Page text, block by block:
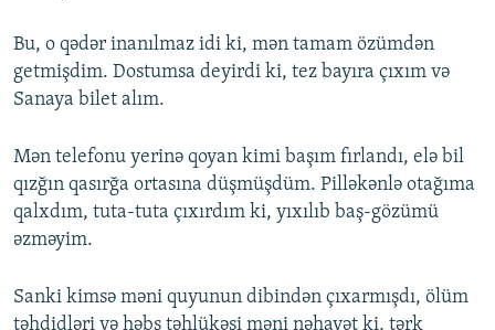
Bu, o qədər inanılmaz idi ki, mən tamam özümdən
getmişdim. Dostumsa deyirdi ki, tez bayıra çıxım və
Sanaya bilet alım.
Mən telefonu yerinə qoyan kimi başım fırlandı, elə bil
qızğın qasırğa ortasına düşmüşdüm. Pilləkənlə otağıma
qalxdım, tuta-tuta çıxırdım ki, yıxılıb baş-gözümü
əzməyim.
Sanki kimsə məni quyunun dibindən çıxarmışdı, ölüm
təhdidləri və həbs təhlükəsi məni nəhayət ki, tərk